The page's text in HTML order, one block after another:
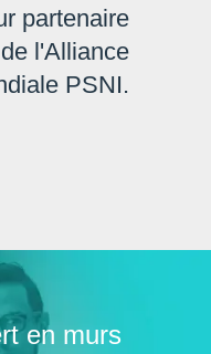
partenaire
l'Alliance
PSNI.
en murs